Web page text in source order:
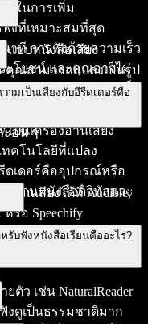
มในการเพิ่ม
งที่เหมาะสมที่สุด
าที การฟังด้วยความเร็ว
ะโยชน์ และคุณอาจไม่
ณสามารถปรับความเร็ว
ท่าของอัตราปกติ
แบบหนังสือเสียง
คุณสามารถแปลงเป็นรูป
คุณสามารถทำเช่น
กเครื่องอ่าน TTS ของ
เป็นเครื่องอ่านเสียง
าที่ยอดเยี่ยม มันสามารถ
งอื่น ๆ อีกมากมาย
ะอื่น ๆ
ามเป็นเสียงกับอีรีดเดอร์คือ
ทคโนโลยีที่แปลง
ดเดอร์คืออุปกรณ์หรือ
ะอ่านหนังสือดิจิทัลและ
รียนเสียงได้ที่ Audible,
หรือ Speechify
มีโปรโมชั่นหนังสือเสียง
จะสามารถเข้าถึงและ
รับฟังหนังสือเรียนคืออะไร?
ตัว เช่น NaturalReader
ฟังดูเป็นธรรมชาติมาก